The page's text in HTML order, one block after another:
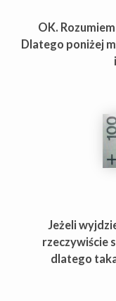
OK.
Dlatego poniżej
Jeżeli
rzeczywiście
dlatego